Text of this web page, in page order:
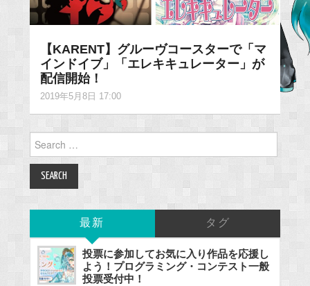
【KARENT】グルーヴコースターで「マ
インドイブ」「エレキキュレーター」が
配信開始！
2019年5月8日 17:00
for:
最新 タグ
投票に参加してお気に入り作品を応援し
よう！プログラミング・コンテスト一般
投票受付中！